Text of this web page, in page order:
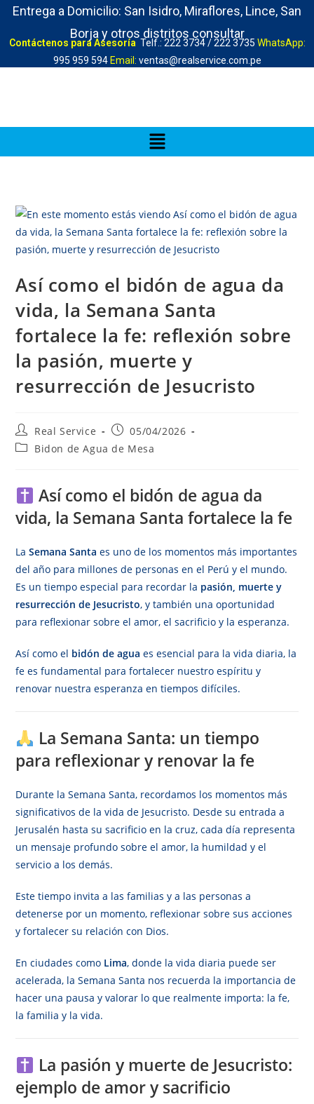
Entrega a Domicilio: San Isidro, Miraflores, Lince, San
Borja y otros distritos consultar
Contáctenos para Asesoría Telf.: 222 3734 / 222 3735 WhatsApp:
995 959 594 Email: ventas@realservice.com.pe
Así como el bidón de agua da
vida, la Semana Santa
fortalece la fe: reflexión sobre
la pasión, muerte y
resurrección de Jesucristo
Real Service
05/04/2026
Bidon de Agua de Mesa
Así como el bidón de agua da
vida, la Semana Santa fortalece la fe
LaSemana Santa es uno de los momentos más importantes
del año para millones de personas en el Perú y el mundo.
Es un tiempo especial para recordar la pasión, muerte y
resurrección de Jesucristo, y también una oportunidad
para reflexionar sobre el amor, el sacrificio y la esperanza.
Así como el bidón de agua es esencial para la vida diaria, la
fe es fundamental para fortalecer nuestro espíritu y
renovar nuestra esperanza en tiempos difíciles.
La Semana Santa: un tiempo
para reflexionar y renovar la fe
Durante la Semana Santa, recordamos los momentos más
significativos de la vida de Jesucristo. Desde su entrada a
Jerusalén hasta su sacrificio en la cruz, cada día representa
un mensaje profundo sobre el amor, la humildad y el
servicio a los demás.
Este tiempo invita a las familias y a las personas a
detenerse por un momento, reflexionar sobre sus acciones
y fortalecer su relación con Dios.
En ciudades como Lima, donde la vida diaria puede ser
acelerada, la Semana Santa nos recuerda la importancia de
hacer una pausa y valorar lo que realmente importa: la fe,
la familia y la vida.
La pasión y muerte de Jesucristo:
ejemplo de amor y sacrificio